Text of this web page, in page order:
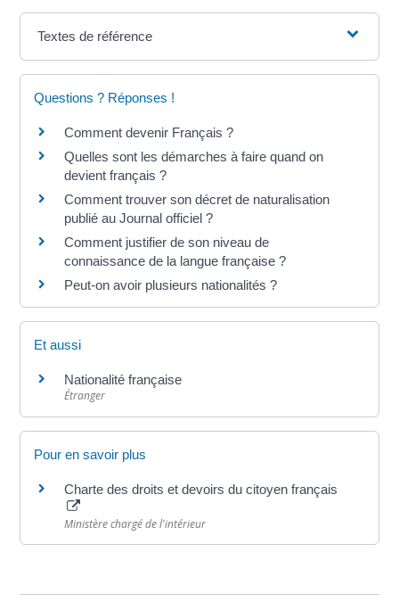
Textes de référence
Questions ? Réponses !
Comment devenir Français ?
Quelles sont les démarches à faire quand on
devient français ?
Comment trouver son décret de naturalisation
publié au Journal officiel ?
Comment justifier de son niveau de
connaissance de la langue française ?
Peut-on avoir plusieurs nationalités ?
Et aussi
Nationalité française
Étranger
Pour en savoir plus
Charte des droits et devoirs du citoyen français
Ministère chargé de l'intérieur